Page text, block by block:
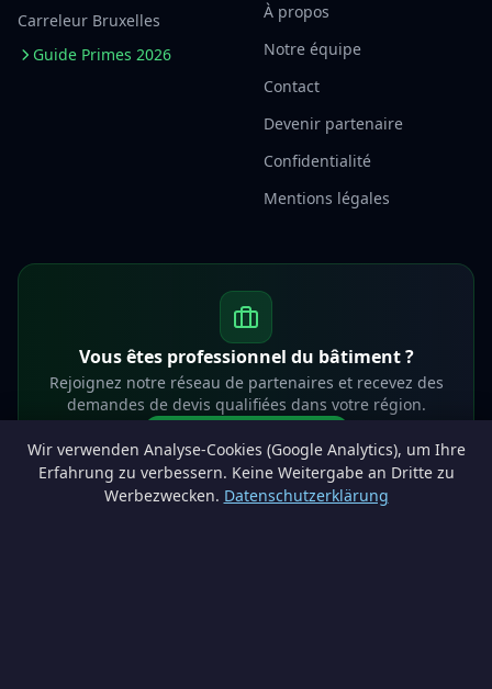
Wir verwenden Analyse-Cookies (Google Analytics), um Ihre
Erfahrung zu verbessern. Keine Weitergabe an Dritte zu
Werbezwecken. Datenschutzerklärung
Carreleur Bruxelles
Guide Primes 2026
À propos
Notre équipe
Contact
Devenir partenaire
Confidentialité
Mentions légales
Vous êtes professionnel du bâtiment ?
Rejoignez notre réseau de partenaires et recevez des
demandes de devis qualifiées dans votre région.
info@lesprosdemaville.be